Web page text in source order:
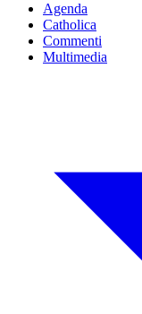
Agenda
Catholica
Commenti
Multimedia